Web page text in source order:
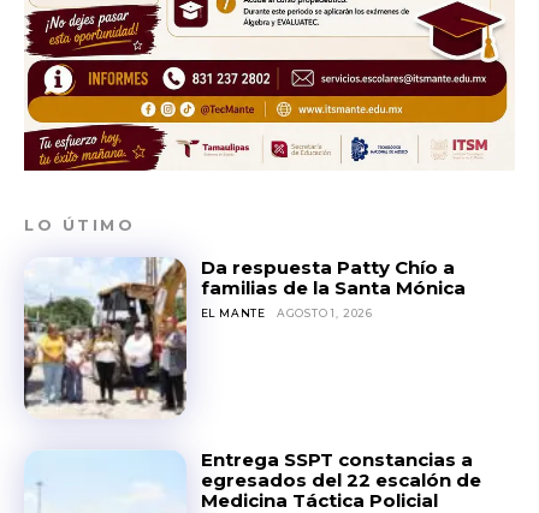
LO ÚTIMO
Da respuesta Patty Chío a
familias de la Santa Mónica
EL MANTE AGOSTO 1, 2026
Entrega SSPT constancias a
egresados del 22 escalón de
Medicina Táctica Policial